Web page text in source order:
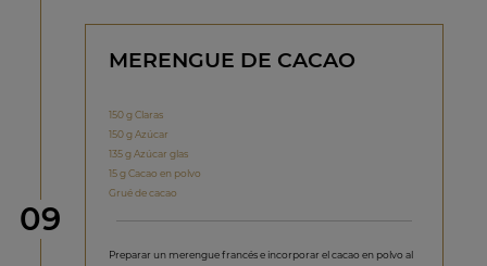
Paso
09
MERENGUE DE CACAO
150 g Claras
150 g Azúcar
135 g Azúcar glas
15 g Cacao en polvo
Grué de cacao
Preparar un merengue francés e incorporar el cacao en polvo al